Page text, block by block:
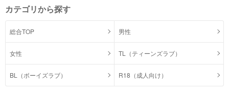
カテゴリから探す
総合TOP 男性
女性 TL（ティーンズラブ）
BL（ボーイズラブ） R18（成人向け）